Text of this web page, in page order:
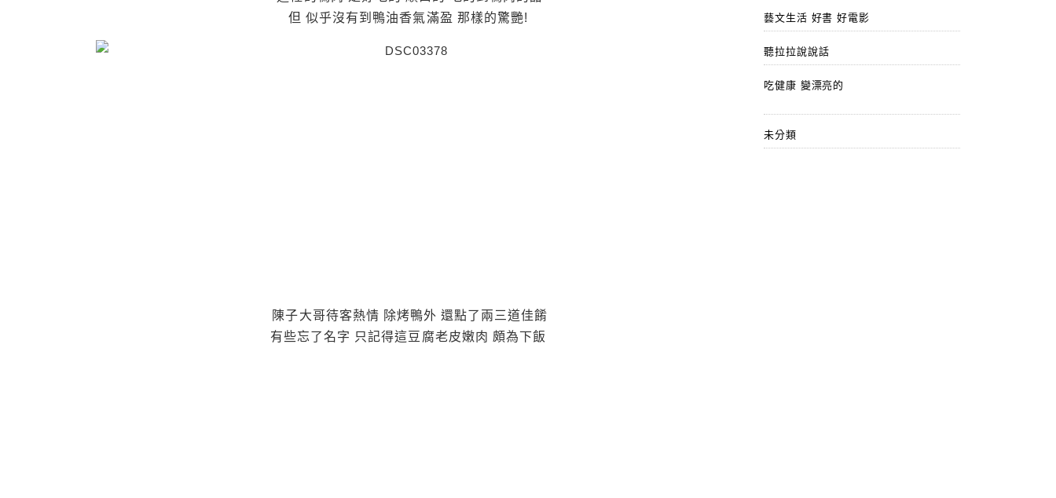
但 似乎沒有到鴨油香氣滿盈 那樣的驚艷!
陳子大哥待客熱情 除烤鴨外 還點了兩三道佳餚
有些忘了名字 只記得這豆腐老皮嫩肉 頗為下飯
藝文生活 好書 好電影
聽拉拉說說話
吃健康 變漂亮的
未分類